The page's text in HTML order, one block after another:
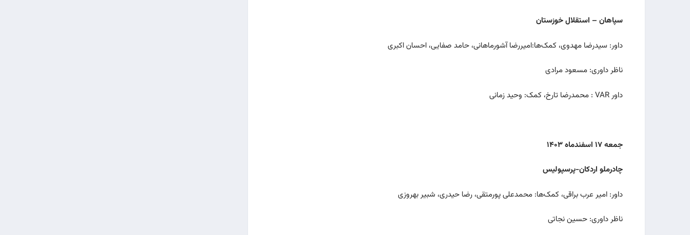
سپاهان – استقلال خوزستان
داور: سیدرضا مهدوی، کمک‌ها:امیررضا آشورماهانی، حامد صفایی، احسان اکبری
ناظر داوری: مسعود مرادی
داور VAR : محمدرضا تارخ، کمک: وحید زمانی
جمعه۱۷ اسفندماه۱۴۰۳
چادرملو اردکان-پرسپولیس
داور: امیر عرب براقی، کمک‌ها: محمدعلی پورمتقی، رضا حیدری، شبیر بهروزی
ناظر داوری: حسین نجاتی